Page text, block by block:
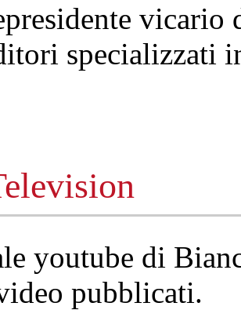
vicario
specializzati
youtube di
pubblicati.